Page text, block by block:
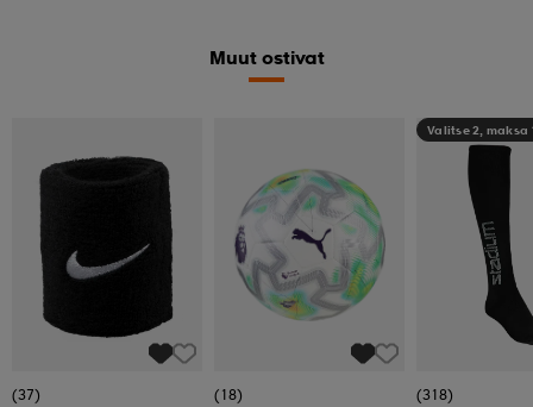
Muut ostivat
(37)
(18)
Valitse 2, maksa
(318)